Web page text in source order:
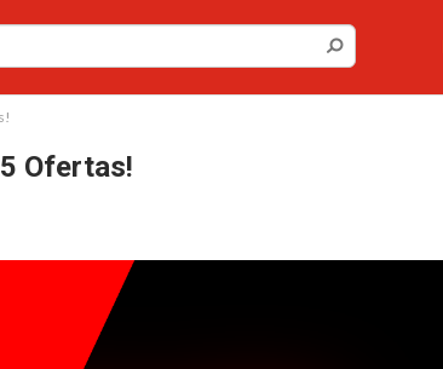
Ofertas!